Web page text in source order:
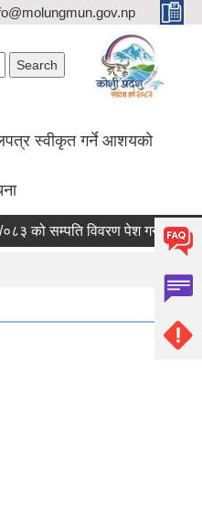
स्वीकृत गर्ने आशयको
सम्पति विवरण पेश गर्ने सम्बन्धी सूचना